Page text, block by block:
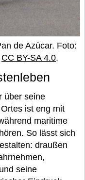
de Azúcar. Foto:
CC BY-SA 4.0.
über seine
ist eng mit
maritime
So lässt sich
draußen
seine